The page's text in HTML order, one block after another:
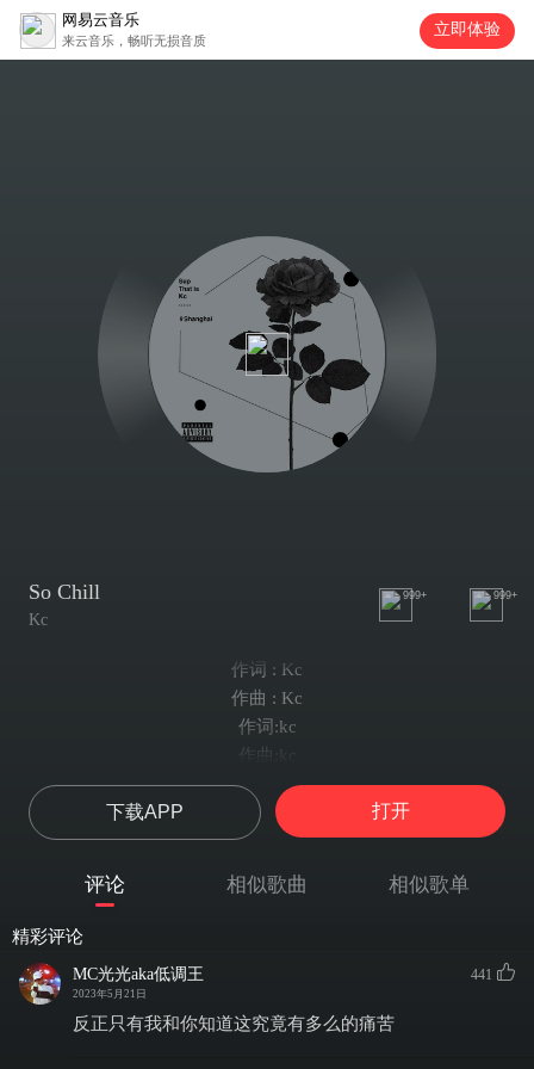
网易云音乐
来云音乐，畅听无损音质
立即体验
So Chill
Kc
999+ 999+
作词 : Kc
作曲 : Kc
作词:kc
作曲:kc
制作人：Kc
混音：GhettoKidOG
So Chill
So Chill
So Chill
下载APP 打开
评论 相似歌曲 相似歌单
精彩评论
MC光光aka低调王
2023年5月21日
441
反正只有我和你知道这究竟有多么的痛苦